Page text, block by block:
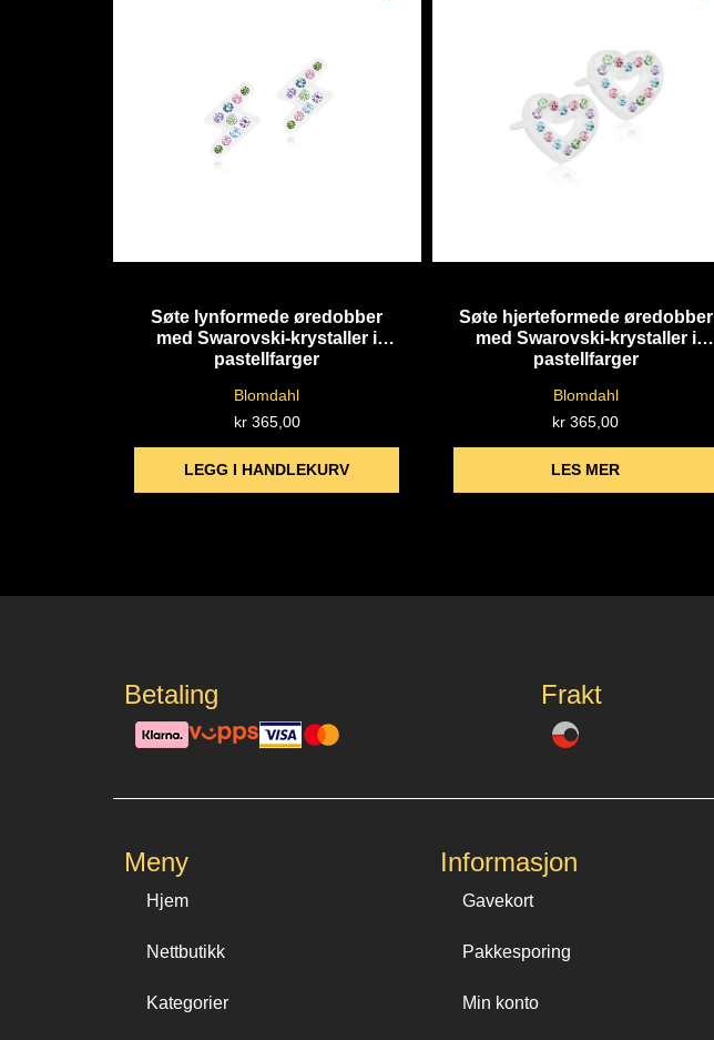
Søte lynformede øredobber
med Swarovski-krystaller i
pastellfarger
Blomdahl
kr365,00
LEGG I HANDLEKURV
Søte hjerteformede øredobber
med Swarovski-krystaller i
pastellfarger
Blomdahl
kr 365,00
LES MER
Betaling Frakt
Meny
Hjem
Nettbutikk
Kategorier
Informasjon
Gavekort
Pakkesporing
Min konto